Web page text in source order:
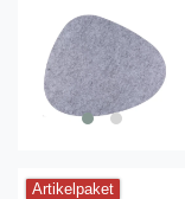
Artikelpaket